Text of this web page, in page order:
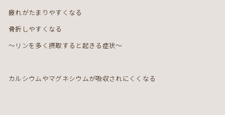
疲れがたまりやすくなる
骨折しやすくなる
～リンを多く摂取すると起きる症状～
カルシウムやマグネシウムが吸収されにくくなる